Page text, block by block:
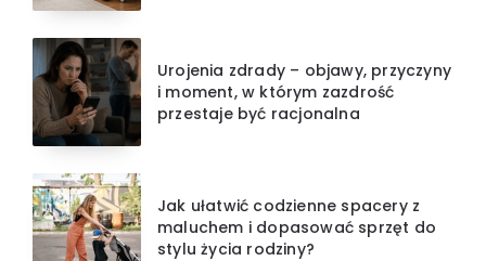
Urojenia zdrady – objawy, przyczyny
i moment, w którym zazdrość
przestaje być racjonalna
Jak ułatwić codzienne spacery z
maluchem i dopasować sprzęt do
stylu życia rodziny?